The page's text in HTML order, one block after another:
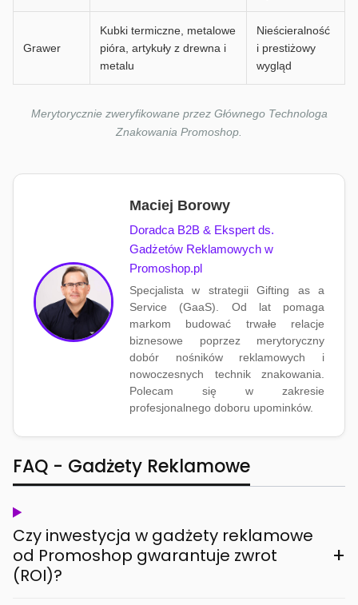
Grawer
Kubki termiczne, metalowe
pióra, artykuły z drewna i
metalu
Nieścieralność
i prestiżowy
wygląd
Merytorycznie zweryfikowane przez Głównego Technologa
Znakowania Promoshop.
Maciej Borowy
Doradca B2B & Ekspert ds.
Gadżetów Reklamowych w
Promoshop.pl
Specjalista w strategii Gifting as a
Service (GaaS). Od lat pomaga
markom budować trwałe relacje
biznesowe poprzez merytoryczny
dobór nośników reklamowych i
nowoczesnych technik znakowania.
Polecam się w zakresie
profesjonalnego doboru upominków.
FAQ - Gadżety Reklamowe
Czy inwestycja w gadżety reklamowe
od Promoshop gwarantuje zwrot
(ROI)?
+